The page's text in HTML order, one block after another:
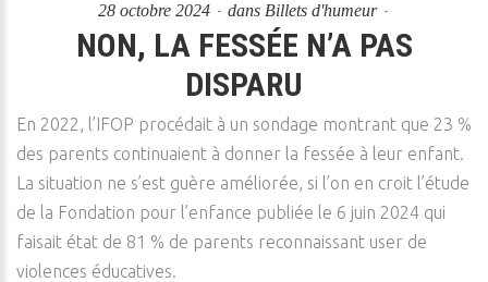
28 octobre 2024 dans Billets d'humeur
NON, LA FESSÉE N’A PAS
DISPARU
En 2022, l’IFOP procédait à un sondage montrant que 23 %
des parents continuaient à donner la fessée à leur enfant.
La situation ne s’est guère améliorée, si l’on en croit l’étude
de la Fondation pour l’enfance publiée le 6 juin 2024 qui
faisait état de 81 % de parents reconnaissant user de
violences éducatives.